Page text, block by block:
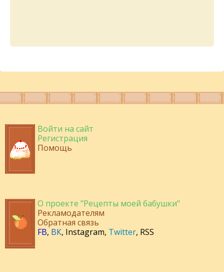
Войти на сайт
Регистрация
Помощь
О проекте "Рецепты моей бабушки"
Рекламодателям
Обратная связь
FB, ВК, Instagram, Twitter, RSS